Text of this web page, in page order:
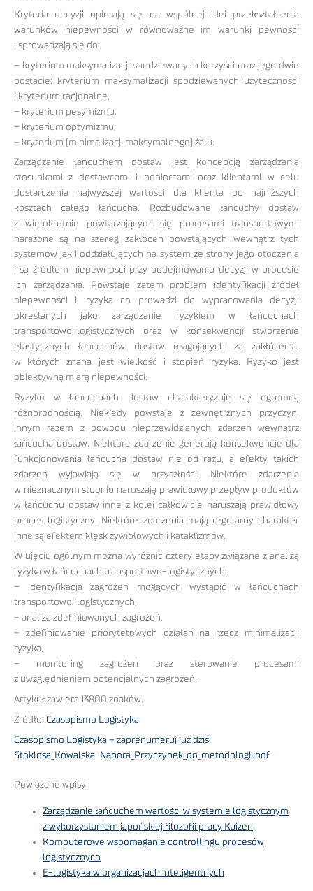
Kryteria decyzji opierają się na wspólnej idei przekształcenia
warunków niepewności w równoważne im warunki pewności
i sprowadzają się do:
– kryterium maksymalizacji spodziewanych korzyści oraz jego dwie
postacie: kryterium maksymalizacji spodziewanych użyteczności
i kryterium racjonalne,
– kryterium pesymizmu,
– kryterium optymizmu,
– kryterium (minimalizacji maksymalnego) żalu.
Zarządzanie łańcuchem dostaw jest koncepcją zarządzania
stosunkami z dostawcami i odbiorcami oraz klientami w celu
dostarczenia najwyższej wartości dla klienta po najniższych
kosztach całego łańcucha. Rozbudowane łańcuchy dostaw
z wielokrotnie powtarzającymi się procesami transportowymi
narażone są na szereg zakłóceń powstających wewnątrz tych
systemów jak i oddziałujących na system ze strony jego otoczenia
i są źródłem niepewności przy podejmowaniu decyzji w procesie
ich zarządzania. Powstaje zatem problem identyfikacji źródeł
niepewności i, ryzyka co prowadzi do wypracowania decyzji
określanych jako zarządzanie ryzykiem w łańcuchach
transportowo-logistycznych oraz w konsekwencji stworzenie
elastycznych łańcuchów dostaw reagujących za zakłócenia,
w których znana jest wielkość i stopień ryzyka. Ryzyko jest
obiektywną miarą niepewności.
Ryzyko w łańcuchach dostaw charakteryzuje się ogromną
różnorodnością. Niekiedy powstaje z zewnętrznych przyczyn,
innym razem z powodu nieprzewidzianych zdarzeń wewnątrz
łańcucha dostaw. Niektóre zdarzenie generują konsekwencje dla
funkcjonowania łańcucha dostaw nie od razu, a efekty takich
zdarzeń wyjawiają się w przyszłości. Niektóre zdarzenia
w nieznacznym stopniu naruszają prawidłowy przepływ produktów
w łańcuchu dostaw inne z kolei całkowicie naruszają prawidłowy
proces logistyczny. Niektóre zdarzenia mają regularny charakter
inne są efektem klęsk żywiołowych i kataklizmów.
W ujęciu ogólnym można wyróżnić cztery etapy związane z analizą
ryzyka w łańcuchach transportowo-logistycznych:
– identyfikacja zagrożeń mogących wystąpić w łańcuchach
transportowo-logistycznych,
– analiza zdefiniowanych zagrożeń,
– zdefiniowanie priorytetowych działań na rzecz minimalizacji
ryzyka,
– monitoring zagrożeń oraz sterowanie procesami
z uwzględnieniem potencjalnych zagrożeń.
Artykuł zawiera 13800 znaków.
Źródło: Czasopismo Logistyka
Czasopismo Logistyka – zaprenumeruj już dziś!
Stoklosa_Kowalska-Napora_Przyczynek_do_metodologii.pdf
Powiązane wpisy:
Zarządzanie łańcuchem wartości w systemie logistycznym
z wykorzystaniem japońskiej filozofii pracy Kaizen
Komputerowe wspomaganie controllingu procesów
logistycznych
E-logistyka w organizacjach inteligentnych